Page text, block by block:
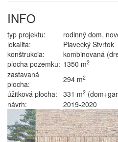
INFO
typ projektu:
rodinný dom,
lokalita:
Plavecký Štvrtok
konštrukcia:
kombinovaná
plocha pozemku: 1350 m2
zastavaná
plocha:
294 m2
úžitková plocha: 331 m2
návrh:
2019-2020